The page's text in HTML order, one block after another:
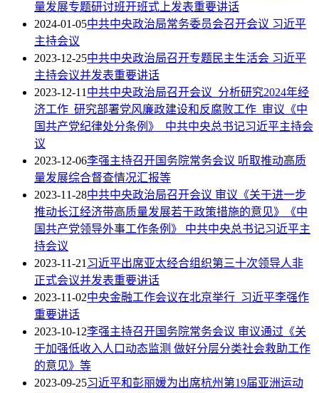
量发展专题研讨班开班式上发表重要讲话
2024-01-05中共中央政治局常务委员会召开会议 习近平
主持会议
2023-12-25中共中央政治局召开专题民主生活会 习近平
主持会议并发表重要讲话
2023-12-11中共中央政治局召开会议 分析研究2024年经
济工作 研究部署党风廉政建设和反腐败工作 审议《中
国共产党纪律处分条例》 中共中央总书记习近平主持会
议
2023-12-06李强主持召开国务院常务会议 听取推动高质
量发展综合督查情况汇报等
2023-11-28中共中央政治局召开会议 审议《关于进一步
推动长江经济带高质量发展若干政策措施的意见》《中
国共产党领导外事工作条例》 中共中央总书记习近平主
持会议
2023-11-21习近平出席亚太经合组织第三十次领导人非
正式会议并发表重要讲话
2023-11-02中央金融工作会议在北京举行 习近平李强作
重要讲话
2023-10-12李强主持召开国务院常务会议 审议通过《关
于加强低收入人口动态监测 做好分层分类社会救助工作
的意见》等
2023-09-25习近平和彭丽媛为出席杭州第19届亚洲运动